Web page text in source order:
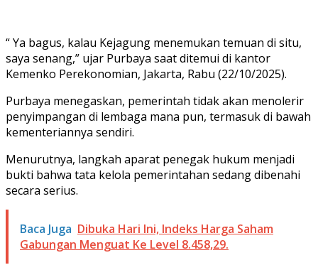
“ Ya bagus, kalau Kejagung menemukan temuan di situ,
saya senang,” ujar Purbaya saat ditemui di kantor
Kemenko Perekonomian, Jakarta, Rabu (22/10/2025).
Purbaya menegaskan, pemerintah tidak akan menolerir
penyimpangan di lembaga mana pun, termasuk di bawah
kementeriannya sendiri.
Menurutnya, langkah aparat penegak hukum menjadi
bukti bahwa tata kelola pemerintahan sedang dibenahi
secara serius.
Baca Juga Dibuka Hari Ini, Indeks Harga Saham
Gabungan Menguat Ke Level 8.458,29.